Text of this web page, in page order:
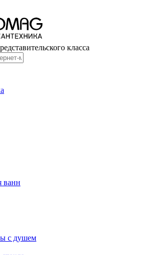
класса
ванн
с душем